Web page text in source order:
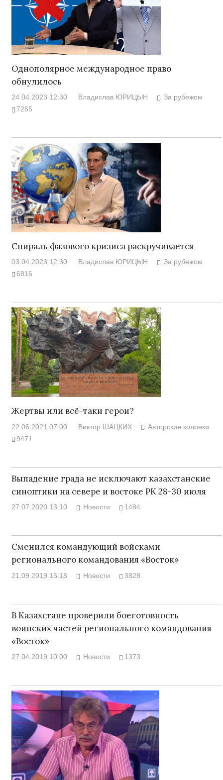
Однополярное международное право
обнулилось
24.04.2023 12:30 Владислав ЮРИЦЫН
За рубежом
7265
Спираль фазового кризиса раскручивается
03.04.2023 12:30 Владислав ЮРИЦЫН
За рубежом
6816
Жертвы или всё-таки герои?
22.06.2021 07:00 Виктор ШАЦКИХ
Авторские колонки
9471
Выпадение града не исключают казахстанские
синоптики на севере и востоке РК 28-30 июля
27.07.2020 13:10 Новости 1484
Сменился командующий войсками
регионального командования «Восток»
21.09.2019 16:18 Новости 3828
В Казахстане проверили боеготовность
воинских частей регионального командования
«Восток»
27.04.2019 10:00 Новости 1373